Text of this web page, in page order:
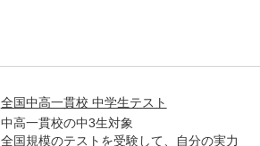
全国中高一貫校 中学生テスト
中高一貫校の中3生対象
全国規模のテストを受験して、自分の実力